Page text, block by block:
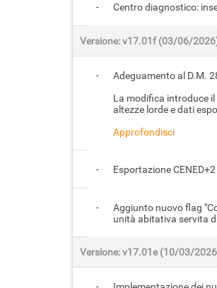
- Centro diagnostico:
Versione: v17.01f (03/06/
-
Adeguamento al D.M.
La modifica introduce
altezze lorde e dati
Approfondisci
- Esportazione
-
Aggiunto nuovo flag
unità abitativa servita
Versione: v17.01e (10/03/